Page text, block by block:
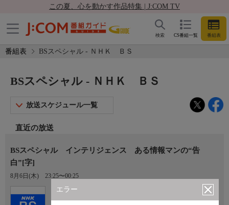
この夏、心を動かす作品特集 | J:COM TV
CS番組一覧 番組表
検索
番組表 BSスペシャル - ＮＨＫ ＢＳ
エラー
BSスペシャル - ＮＨＫ ＢＳ
放送スケジュール一覧
直近の放送
BSスペシャル インテリジェンス ある情報マンの“告
白”[字]
8月6日(木) 23:25〜00:25
Ch.101
ＮＨＫ ＢＳ